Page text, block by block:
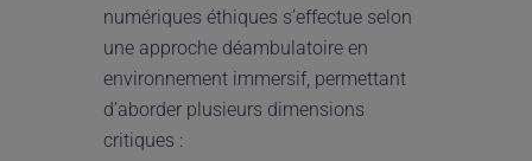
numériques éthiques s’effectue selon
une approche déambulatoire en
environnement immersif, permettant
d’aborder plusieurs dimensions
critiques :